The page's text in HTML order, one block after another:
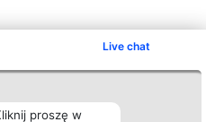
Live chat
proszę w